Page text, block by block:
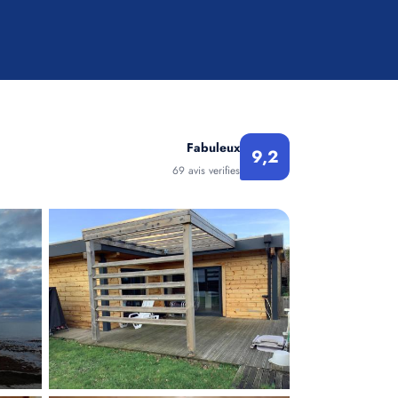
Fabuleux
69 avis verifies
9,2